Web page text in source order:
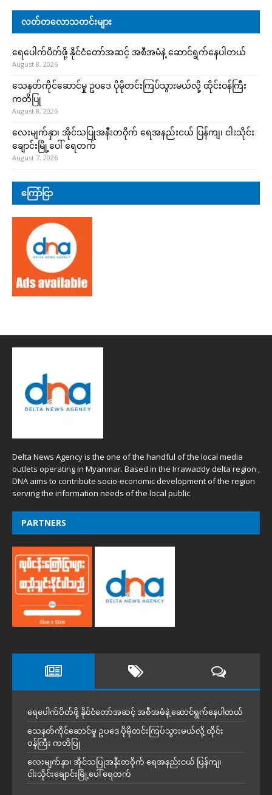
လတ်တလောသတင်းများ
ရေပေါက်ပိတ်ဖို့ နိုင်ငံတော်အဆင့် အစီအမံနဲ့ ဆောင်ရွက်နေပါတယ်
August 8, 2026
သေနတ်ကိုင်ဆောင်မှု ဥပဒေ ပိုမိုတင်းကြပ်သွားမယ်လို့ ထိုင်းဝန်ကြီး
ကတိပြု
August 8, 2026
လေးမျက်နှာ၊ အိုင်သပြုအနီးတဝိုက် ရေအနည်းငယ် ပြန်ကျ၊ ငါးသိုင်း
ချောင်းမြို့ပေါ် ရေတက်
August 7, 2026
ကြော်ငြာ
Delta News Agency is the one of the handful of the local media
outlets operating in Myanmar. Based in the Irrawaddy delta region ,
DNA aims to contribute socio-economic development of the region
serving the information needs of the local public.
PARTNERS
ရေပေါက်ပိတ်ဖို့ နိုင်ငံတော်အဆင့် အစီအမံနဲ့ ဆောင်ရွက်နေပါတယ်
သေနတ်ကိုင်ဆောင်မှု ဥပဒေ ပိုမိုတင်းကြပ်သွားမယ်လို့ ထိုင်း
ဝန်ကြီး ကတိပြု
လေးမျက်နှာ၊ အိုင်သပြုအနီးတဝိုက် ရေအနည်းငယ် ပြန်ကျ၊
ငါးသိုင်းချောင်းမြို့ပေါ် ရေတက်